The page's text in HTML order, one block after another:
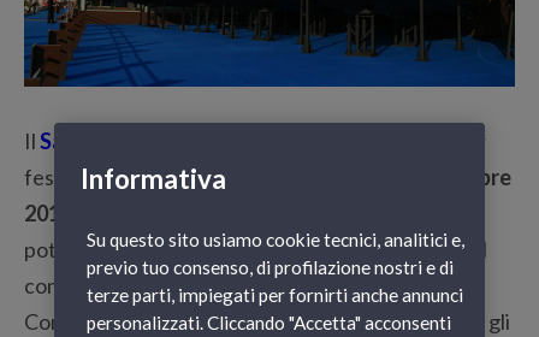
IlSalone Nautico di Genova
compie 50 anni e per
festeggiare questo anniversario,
dal 2 al 10 ottobre
2010,
potranno visitare gli oltre 300mila metri quadri del
complesso, di cui 110mila di specchio acqueo.
Come ogni anno i visitatori potranno curiosare tra gli
Informativa
Su questo sito usiamo cookie tecnici, analitici e,
previo tuo consenso, di profilazione nostri e di
terze parti, impiegati per fornirti anche annunci
personalizzati. Cliccando "Accetta" acconsenti